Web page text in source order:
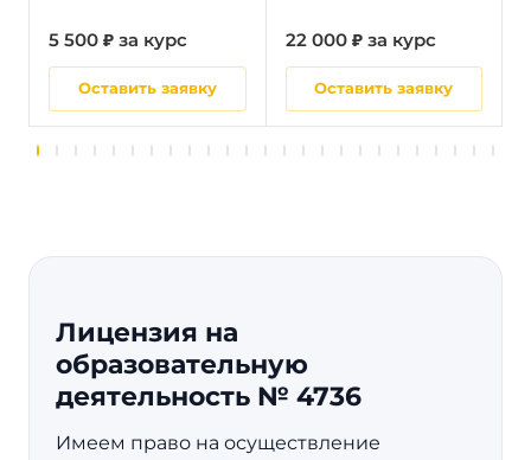
5 500 ₽ за курс
Оставить заявку
22 000 ₽ за курс
Оставить заявку
Лицензия на
образовательную
деятельность № 4736
Имеем право на осуществление